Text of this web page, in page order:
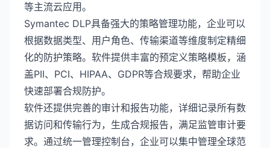
等主流云应用。
Symantec DLP具备强大的策略管理功能，企业可以
根据数据类型、用户角色、传输渠道等维度制定精细
化的防护策略。软件提供丰富的预定义策略模板，涵
盖PII、PCI、HIPAA、GDPR等合规要求，帮助企业
快速部署合规防护。
软件还提供完善的审计和报告功能，详细记录所有数
据访问和传输行为，生成合规报告，满足监管审计要
求。通过统一管理控制台，企业可以集中管理全球范